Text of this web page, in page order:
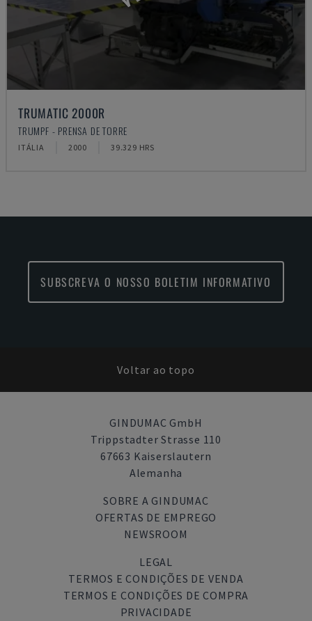
TRUMATIC 2000R
TRUMPF - PRENSA DE TORRE
ITÁLIA 2000 39.329 HRS
SUBSCREVA O NOSSO BOLETIM INFORMATIVO
Voltar ao topo
GINDUMAC GmbH
Trippstadter Strasse 110
67663 Kaiserslautern
Alemanha
SOBRE A GINDUMAC
OFERTAS DE EMPREGO
NEWSROOM
LEGAL
TERMOS E CONDIÇÕES DE VENDA
TERMOS E CONDIÇÕES DE COMPRA
PRIVACIDADE